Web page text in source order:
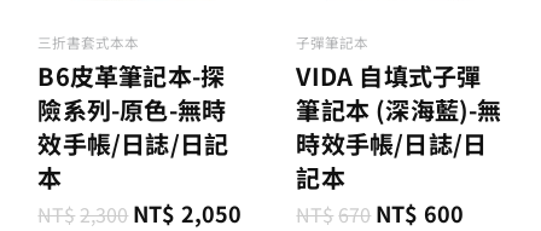
三折書套式本本
B6皮革筆記本-探
險系列-原色-無時
效手帳/日誌/日記
本
NT$2,300 NT$ 2,050
子彈筆記本
VIDA 自填式子彈
筆記本 (深海藍)-無
時效手帳/日誌/日
記本
NT$670 NT$ 600